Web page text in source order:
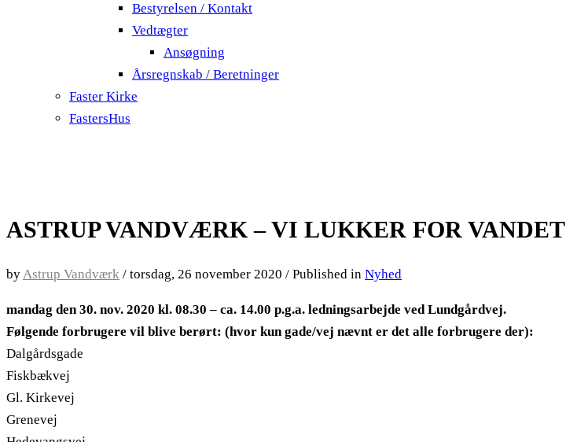
Bestyrelsen / Kontakt
Vedtægter
Ansøgning
Årsregnskab / Beretninger
Faster Kirke
FastersHus
ASTRUP VANDVÆRK – VI LUKKER FOR VANDET
by Astrup Vandværk / torsdag, 26 november 2020 / Published in Nyhed
mandag den 30. nov. 2020 kl. 08.30 – ca. 14.00 p.g.a. ledningsarbejde ved Lundgårdvej.
Følgende forbrugere vil blive berørt: (hvor kun gade/vej nævnt er det alle forbrugere der):
Dalgårdsgade
Fiskbækvej
Gl. Kirkevej
Grenevej